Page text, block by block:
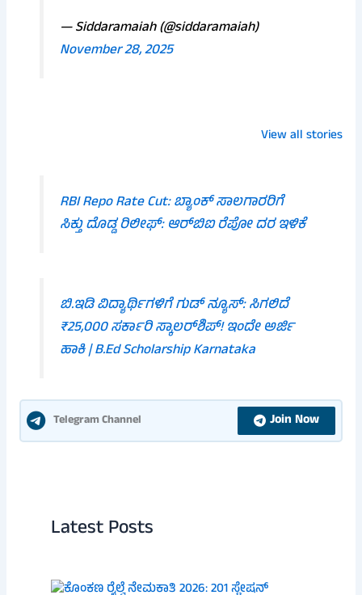
— Siddaramaiah (@siddaramaiah)
November 28, 2025
View all stories
ಕರ್ನಾಟಕದಲ್ಲಿ 4.50
ನಿಮ್ಮದು ಇದೆಯಾ?
ನ್ಯೂಸ್! ಕೃಷಿ
RBI Repo Rate Cut: ಬ್ಯಾಂಕ್ ಸಾಲಗಾರರಿಗೆ
ಸಿಕ್ತು ದೊಡ್ಡ ರಿಲೀಫ್: ಆರ್‌ಬಿಐ ರೆಪೋ ದರ ಇಳಿಕೆ
ಬಿ.ಇಡಿ ವಿದ್ಯಾರ್ಥಿಗಳಿಗೆ ಗುಡ್ ನ್ಯೂಸ್: ಸಿಗಲಿದೆ
₹25,000 ಸರ್ಕಾರಿ ಸ್ಕಾಲರ್‌ಶಿಪ್! ಇಂದೇ ಅರ್ಜಿ
ಹಾಕಿ | B.Ed Scholarship Karnataka
Telegram Channel Join Now
Latest Posts